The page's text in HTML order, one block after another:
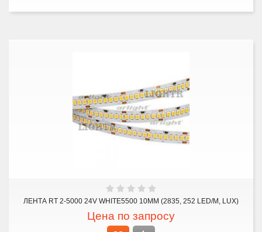
ЛЕНТА RT 2-5000 24V WHITE5500 10MM (2835, 252 LED/M, LUX)
Цена по запросу